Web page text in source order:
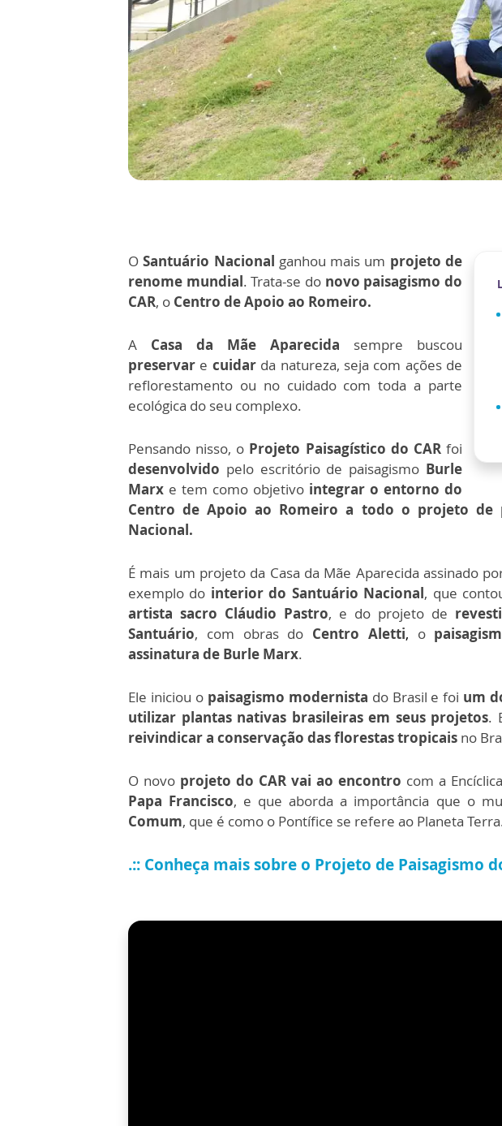
OSantuário Nacional ganhou mais um projeto de
renome mundial. Trata-se do novo paisagismo do
CAR, o Centro de Apoio ao Romeiro.
A Casa da Mãe Aparecida sempre buscou
preservar e cuidarda natureza, seja com ações de
reflorestamento ou no cuidado com toda a parte
ecológica do seu complexo.
Pensando nisso, o Projeto Paisagístico do CARfoi
desenvolvido pelo escritório de paisagismo Burle
Marx e tem como objetivo integrar o entorno do
Centro de Apoio ao Romeiro a todo o projeto de
Nacional.
É mais um projeto da Casa da Mãe Aparecida assinado
exemplo do interior do Santuário Nacional, que
artista sacro Cláudio Pastro, e do projeto de
Santuário, com obras do Centro Aletti, o
assinatura de Burle Marx.
Ele iniciou o paisagismo modernista do Brasil e foi um
utilizar plantas nativas brasileiras em seus projetos.
reivindicar a conservação das florestas tropicais no
O novo projeto do CAR vai ao encontro com a
Papa Francisco, e que aborda a importância que o
Comum, que é como o Pontífice se refere ao Planeta
.:: Conheça mais sobre o Projeto de Paisagismo